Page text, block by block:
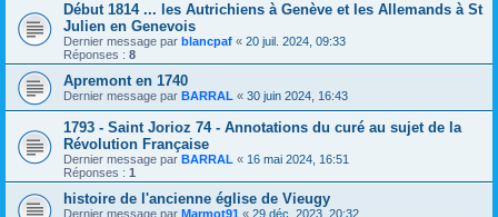
Début 1814 ... les Autrichiens à Genève et les Allemands à St
Julien en Genevois
Dernier message par blancpaf « 20 juil. 2024, 09:33
Réponses : 8
Apremont en 1740
Dernier message par BARRAL « 30 juin 2024, 16:43
1793 - Saint Jorioz 74 - Annotations du curé au sujet de la
Révolution Française
Dernier message par BARRAL « 16 mai 2024, 16:51
Réponses : 1
histoire de l'ancienne église de Vieugy
Dernier message par Marmot91 « 29 déc. 2023, 20:32